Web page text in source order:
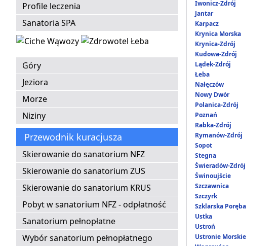
Profile leczenia
Sanatoria SPA
Góry
Jeziora
Morze
Niziny
Przewodnik kuracjusza
Skierowanie do sanatorium NFZ
Skierowanie do sanatorium ZUS
Skierowanie do sanatorium KRUS
Pobyt w sanatorium NFZ - odpłatność
Sanatorium pełnopłatne
Wybór sanatorium pełnopłatnego
Iwonicz-Zdrój
Jantar
Karpacz
Krynica Morska
Krynica-Zdrój
Kudowa-Zdrój
Lądek-Zdrój
Łeba
Nałęczów
Nowy Dwór
Polanica-Zdrój
Poznań
Rabka-Zdrój
Rymanów-Zdrój
Sopot
Stegna
Świeradów-Zdrój
Świnoujście
Szczawnica
Szczyrk
Szklarska Poręba
Ustka
Ustroń
Ustronie Morskie